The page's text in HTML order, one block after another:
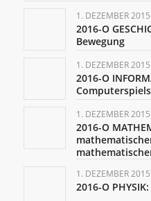
1. DEZEMBER 2015
2016-O
Bewegung
1. DEZEMBER 2015
2016-O
Computerspiels
1. DEZEMBER 2015
2016-O
1. DEZEMBER 2015
2016-O